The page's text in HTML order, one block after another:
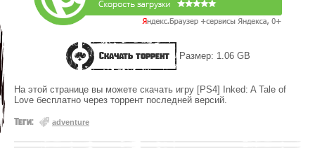
Скачать торрент Размер: 1.06 GB
На этой странице вы можете скачать игру [PS4] Inked: A Tale of
Love бесплатно через торрент последней версий.
Теги: adventure